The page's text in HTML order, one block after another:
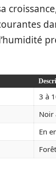
3 à
Noir
En